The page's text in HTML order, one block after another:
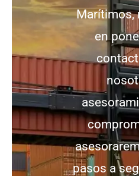
Marítimos,
en
pasos a